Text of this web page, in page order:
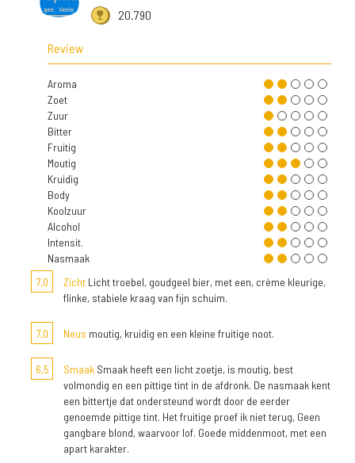
20.790
Review
Aroma
Zoet
Zuur
Bitter
Fruitig
Moutig
Kruidig
Body
Koolzuur
Alcohol
Intensit.
Nasmaak
7,0
Zicht Licht troebel, goudgeel bier, met een, crème kleurige,
flinke, stabiele kraag van fijn schuim.
7,0 Neus moutig, kruidig en een kleine fruitige noot.
6,5 Smaak Smaak heeft een licht zoetje, is moutig, best
volmondig en een pittige tint in de afdronk. De nasmaak kent
een bittertje dat ondersteund wordt door de eerder
genoemde pittige tint. Het fruitige proef ik niet terug, Geen
gangbare blond, waarvoor lof. Goede middenmoot, met een
apart karakter.